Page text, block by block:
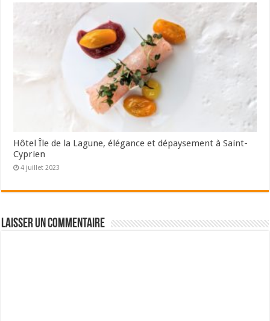
Hôtel Île de la Lagune, élégance et dépaysement à Saint-
Cyprien
4 juillet 2023
Laisser un commentaire